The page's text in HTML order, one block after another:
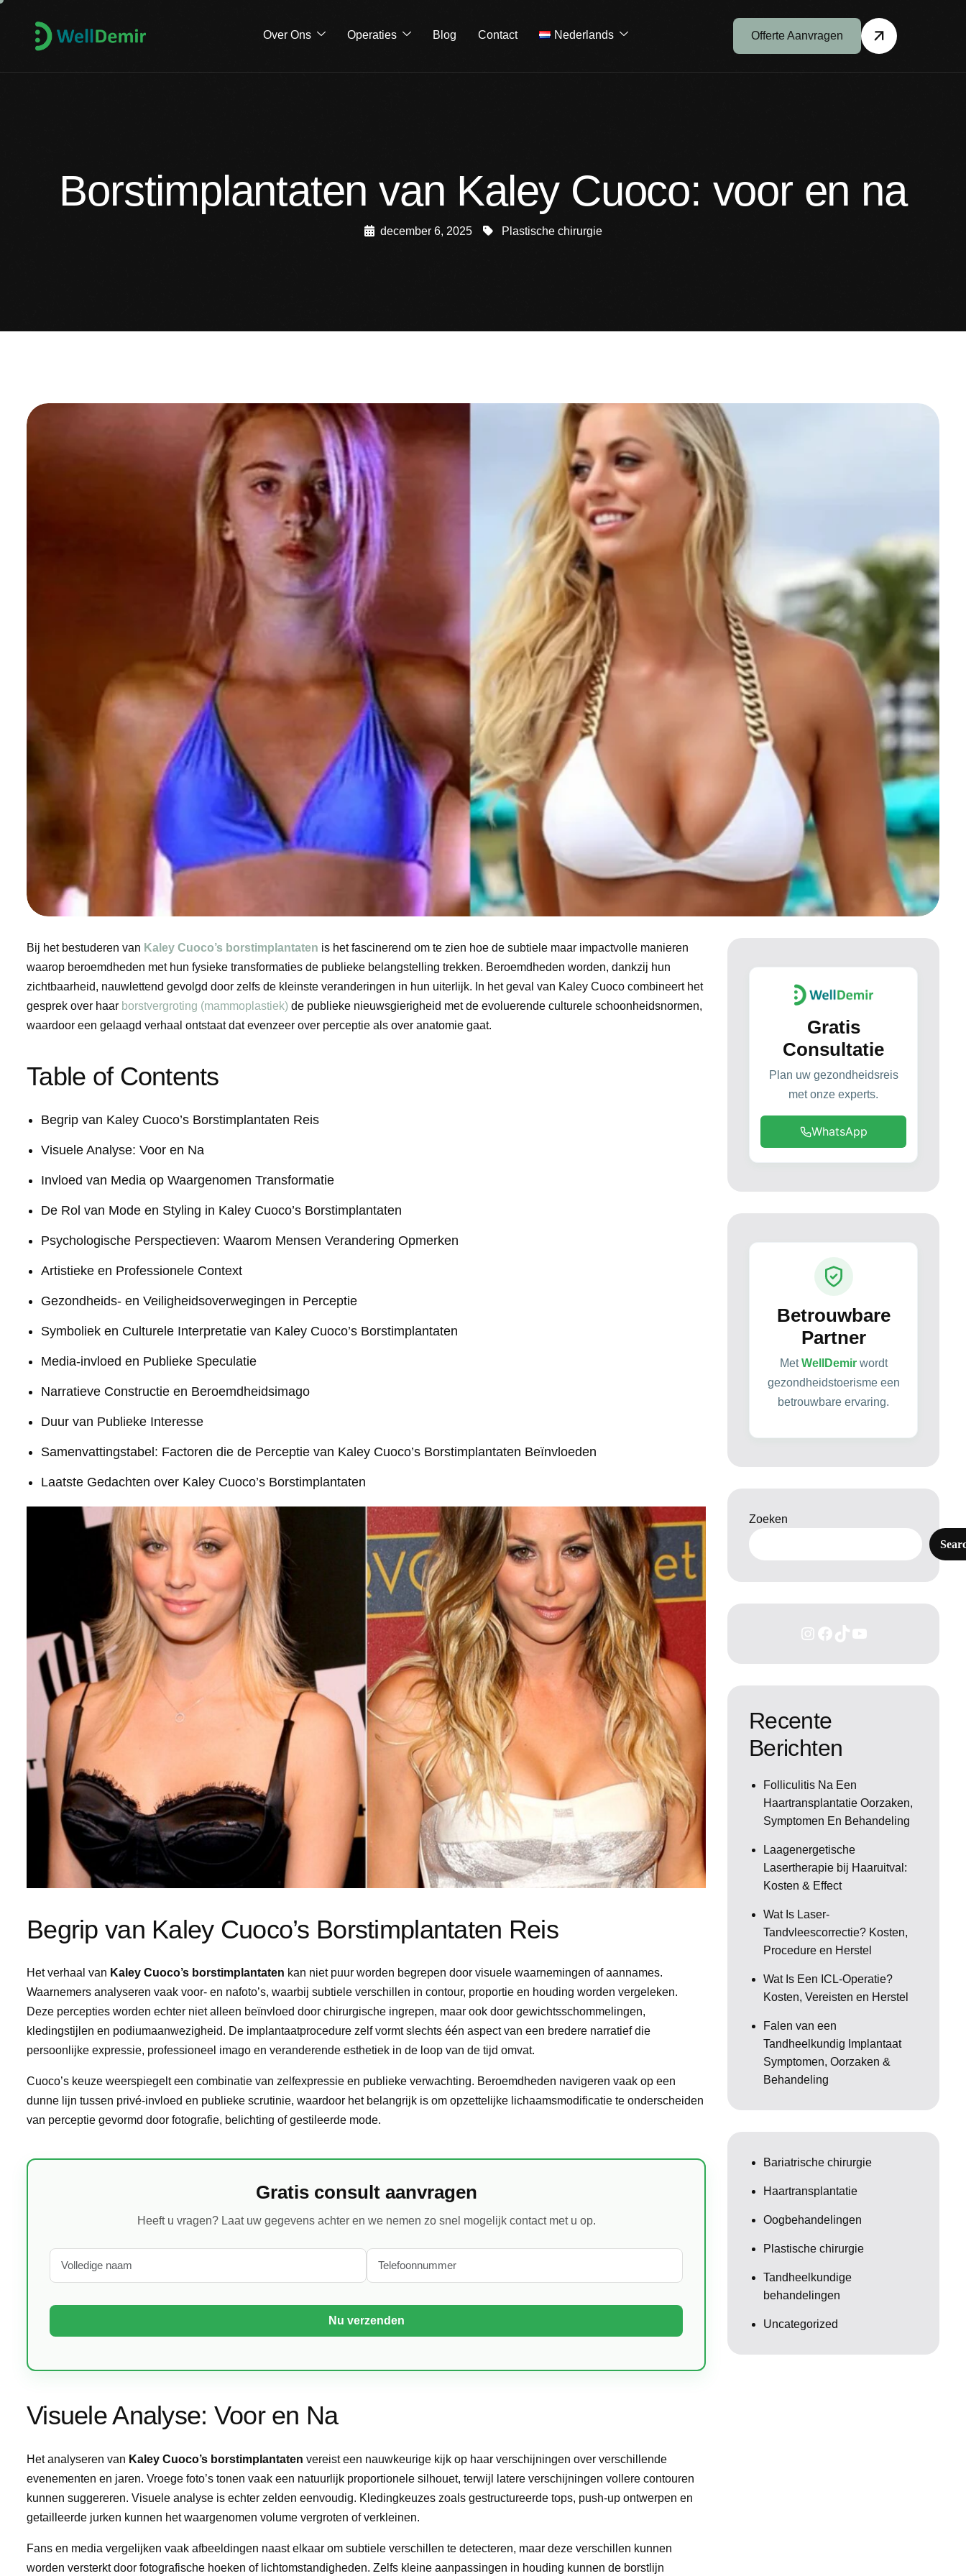
Over Ons Operaties Blog Contact Nederlands Offerte Aanvragen
Borstimplantaten van Kaley Cuoco: voor en na
december 6, 2025 Plastische chirurgie
Bij het bestuderen van Kaley Cuoco’s borstimplantaten is het fascinerend om te zien hoe de subtiele maar impactvolle manieren
waarop beroemdheden met hun fysieke transformaties de publieke belangstelling trekken. Beroemdheden worden, dankzij hun
zichtbaarheid, nauwlettend gevolgd door zelfs de kleinste veranderingen in hun uiterlijk. In het geval van Kaley Cuoco combineert het
gesprek over haar borstvergroting (mammoplastiek) de publieke nieuwsgierigheid met de evoluerende culturele schoonheidsnormen,
waardoor een gelaagd verhaal ontstaat dat evenzeer over perceptie als over anatomie gaat.
Table of Contents
Begrip van Kaley Cuoco’s Borstimplantaten Reis
Visuele Analyse: Voor en Na
Invloed van Media op Waargenomen Transformatie
De Rol van Mode en Styling in Kaley Cuoco’s Borstimplantaten
Psychologische Perspectieven: Waarom Mensen Verandering Opmerken
Artistieke en Professionele Context
Gezondheids- en Veiligheidsoverwegingen in Perceptie
Symboliek en Culturele Interpretatie van Kaley Cuoco’s Borstimplantaten
Media-invloed en Publieke Speculatie
Narratieve Constructie en Beroemdheidsimago
Duur van Publieke Interesse
Samenvattingstabel: Factoren die de Perceptie van Kaley Cuoco’s Borstimplantaten Beïnvloeden
Laatste Gedachten over Kaley Cuoco’s Borstimplantaten
Begrip van Kaley Cuoco’s Borstimplantaten Reis
Het verhaal van Kaley Cuoco’s borstimplantaten kan niet puur worden begrepen door visuele waarnemingen of aannames.
Waarnemers analyseren vaak voor- en nafoto’s, waarbij subtiele verschillen in contour, proportie en houding worden vergeleken.
Deze percepties worden echter niet alleen beïnvloed door chirurgische ingrepen, maar ook door gewichtsschommelingen,
kledingstijlen en podiumaanwezigheid. De implantaatprocedure zelf vormt slechts één aspect van een bredere narratief die
persoonlijke expressie, professioneel imago en veranderende esthetiek in de loop van de tijd omvat.
Cuoco’s keuze weerspiegelt een combinatie van zelfexpressie en publieke verwachting. Beroemdheden navigeren vaak op een
dunne lijn tussen privé-invloed en publieke scrutinie, waardoor het belangrijk is om opzettelijke lichaamsmodificatie te onderscheiden
van perceptie gevormd door fotografie, belichting of gestileerde mode.
Gratis consult aanvragen
Heeft u vragen? Laat uw gegevens achter en we nemen zo snel mogelijk contact met u op.
Visuele Analyse: Voor en Na
Het analyseren van Kaley Cuoco’s borstimplantaten vereist een nauwkeurige kijk op haar verschijningen over verschillende
evenementen en jaren. Vroege foto’s tonen vaak een natuurlijk proportionele silhouet, terwijl latere verschijningen vollere contouren
kunnen suggereren. Visuele analyse is echter zelden eenvoudig. Kledingkeuzes zoals gestructureerde tops, push-up ontwerpen en
getailleerde jurken kunnen het waargenomen volume vergroten of verkleinen.
Fans en media vergelijken vaak afbeeldingen naast elkaar om subtiele verschillen te detecteren, maar deze verschillen kunnen
worden versterkt door fotografische hoeken of lichtomstandigheden. Zelfs kleine aanpassingen in houding kunnen de borstlijn
Gratis
Consultatie
Plan uw gezondheidsreis
met onze experts.
WhatsApp
Betrouwbare
Partner
MetWellDemirwordt
gezondheidstoerisme een
betrouwbare ervaring.
Zoeken
Recente
Berichten
Folliculitis Na Een
Haartransplantatie Oorzaken,
Symptomen En Behandeling
Laagenergetische
Lasertherapie bij Haaruitval:
Kosten & Effect
Wat Is Laser-
Tandvleescorrectie? Kosten,
Procedure en Herstel
Wat Is Een ICL-Operatie?
Kosten, Vereisten en Herstel
Falen van een
Tandheelkundig Implantaat
Symptomen, Oorzaken &
Behandeling
Bariatrische chirurgie
Haartransplantatie
Oogbehandelingen
Plastische chirurgie
Tandheelkundige
behandelingen
Uncategorized